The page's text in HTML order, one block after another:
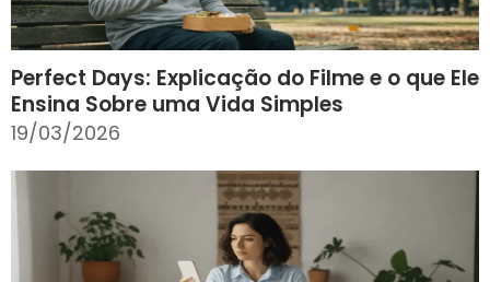
Perfect Days: Explicação do Filme e o que Ele
Ensina Sobre uma Vida Simples
19/03/2026